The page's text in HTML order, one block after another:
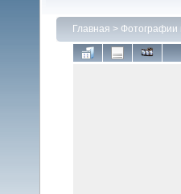
Главная > Фотографии